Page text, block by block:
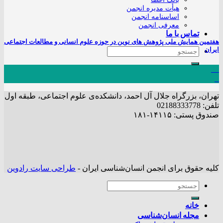
هیأت مدیره انجمن
اساسنامه انجمن
معرفی انجمن
تماس با ما
هفتمین همایش ملی پژوهش های نوین در حوزه علوم انسانی و مطالعات اجتماعی
ایران
تهران، بزرگراه جلال آل احمد، دانشکده‌ی علوم اجتماعی، طبقه اول
تلفن: 02188333778
صندوق پستی: ۱۴۱۱۵-۱۸۱
کلیه حقوق برای انجمن انسان‌شناسی ایران - طراحی سایت رادوین
خانه
مجله انسان‌شناسی